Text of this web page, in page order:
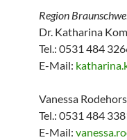
Region
Dr. Katharina
Tel.: 0531 484
E-Mail:
Vanessa
Tel.: 0531 484
E-Mail: